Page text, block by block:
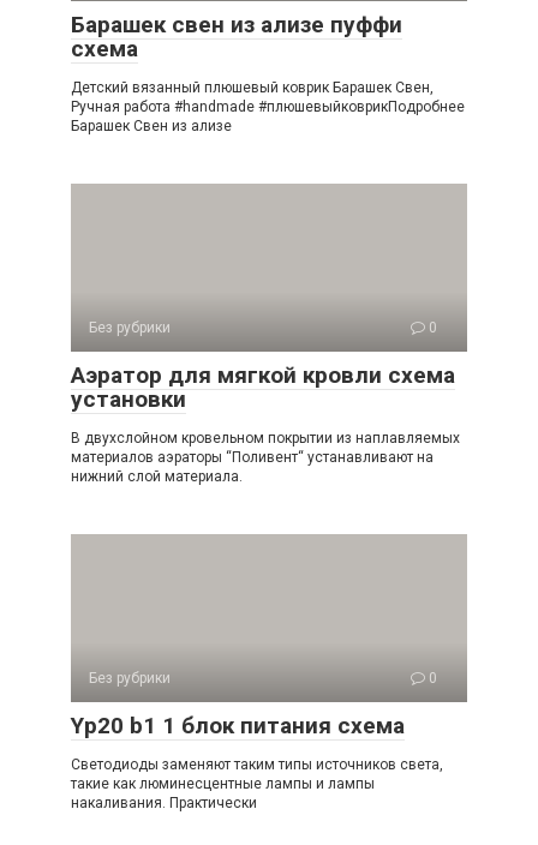
Барашек свен из ализе пуффи
схема
Детский вязанный плюшевый коврик Барашек Свен,
Ручная работа #handmade #плюшевыйковрикПодробнее
Барашек Свен из ализе
Без рубрики 0
Аэратор для мягкой кровли схема
установки
В двухслойном кровельном покрытии из наплавляемых
материалов аэраторы “Поливент“ устанавливают на
нижний слой материала.
Без рубрики 0
Yp20 b1 1 блок питания схема
Светодиоды заменяют таким типы источников света,
такие как люминесцентные лампы и лампы
накаливания. Практически